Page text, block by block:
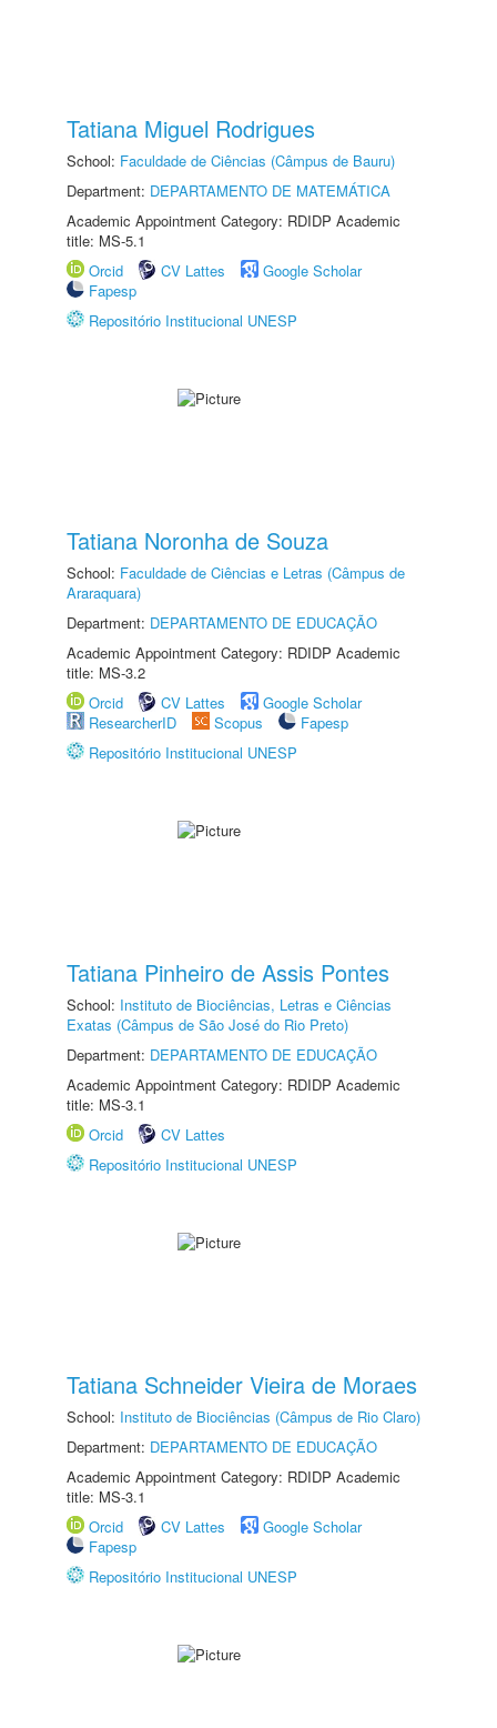
Tatiana Miguel Rodrigues
School: Faculdade de Ciências (Câmpus de Bauru)
Department: DEPARTAMENTO DE MATEMÁTICA
Academic Appointment Category: RDIDP Academic
title: MS-5.1
Orcid
CV Lattes
Google Scholar
Fapesp
Repositório Institucional UNESP
Tatiana Noronha de Souza
School: Faculdade de Ciências e Letras (Câmpus de
Araraquara)
Department: DEPARTAMENTO DE EDUCAÇÃO
Academic Appointment Category: RDIDP Academic
title: MS-3.2
Orcid
CV Lattes
Google Scholar
ResearcherID
Scopus
Fapesp
Repositório Institucional UNESP
Tatiana Pinheiro de Assis Pontes
School: Instituto de Biociências, Letras e Ciências
Exatas (Câmpus de São José do Rio Preto)
Department: DEPARTAMENTO DE EDUCAÇÃO
Academic Appointment Category: RDIDP Academic
title: MS-3.1
Orcid
CV Lattes
Repositório Institucional UNESP
Tatiana Schneider Vieira de Moraes
School: Instituto de Biociências (Câmpus de Rio Claro)
Department: DEPARTAMENTO DE EDUCAÇÃO
Academic Appointment Category: RDIDP Academic
title: MS-3.1
Orcid
CV Lattes
Google Scholar
Fapesp
Repositório Institucional UNESP